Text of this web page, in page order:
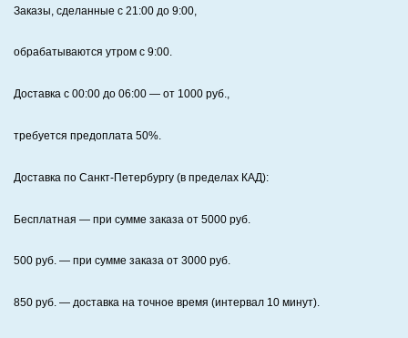
Заказы, сделанные с 21:00 до 9:00,
обрабатываются утром с 9:00.
Доставка с 00:00 до 06:00 — от 1000 руб.,
требуется предоплата 50%.
Доставка по Санкт‑Петербургу (в пределах КАД):
Бесплатная — при сумме заказа от 5000 руб.
500 руб. — при сумме заказа от 3000 руб.
850 руб. — доставка на точное время (интервал 10 минут).